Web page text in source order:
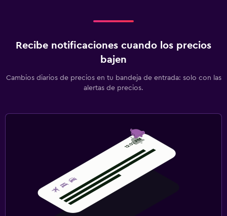
Recibe notificaciones cuando los precios
bajen
Cambios diarios de precios en tu bandeja de entrada: solo con las
alertas de precios.